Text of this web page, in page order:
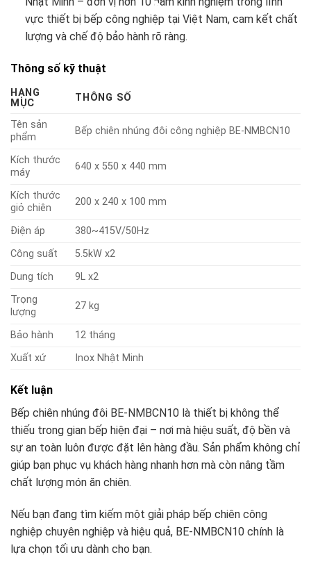
vực thiết bị bếp công nghiệp tại Việt Nam, cam kết chất
lượng và chế độ bảo hành rõ ràng.
Thông số kỹ thuật
HẠNG
MỤC
THÔNG SỐ
Tên sản
phẩm
Bếp chiên nhúng đôi công nghiệp BE-NMBCN10
Kích thước
máy
640 x 550 x 440 mm
Kích thước
giỏ chiên
200 x 240 x 100 mm
Điện áp
380~415V/50Hz
Công suất
5.5kW x2
Dung tích
9L x2
Trọng
lượng
27 kg
Bảo hành
12 tháng
Xuất xứ
Inox Nhật Minh
Kết luận
Bếp chiên nhúng đôi BE-NMBCN10 là thiết bị không thể
thiếu trong gian bếp hiện đại – nơi mà hiệu suất, độ bền và
sự an toàn luôn được đặt lên hàng đầu. Sản phẩm không chỉ
giúp bạn phục vụ khách hàng nhanh hơn mà còn nâng tầm
chất lượng món ăn chiên.
Nếu bạn đang tìm kiếm một giải pháp bếp chiên công
nghiệp chuyên nghiệp và hiệu quả, BE-NMBCN10 chính là
lựa chọn tối ưu dành cho bạn.